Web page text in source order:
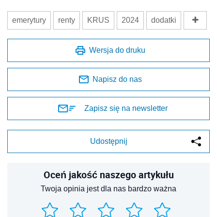
emerytury renty KRUS 2024 dodatki
Wersja do druku
Napisz do nas
Zapisz się na newsletter
Udostępnij
Oceń jakość naszego artykułu
Twoja opinia jest dla nas bardzo ważna